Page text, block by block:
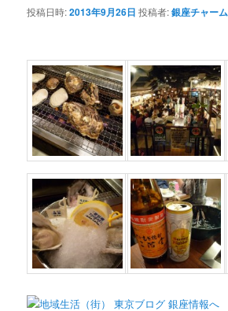
投稿日時:2013年9月26日 投稿者:銀座チャーム